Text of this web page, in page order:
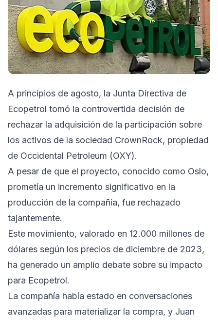
A principios de agosto, la Junta Directiva de
Ecopetrol tomó la controvertida decisión de
rechazar la adquisición de la participación sobre
los activos de la sociedad CrownRock, propiedad
de Occidental Petroleum (OXY).
A pesar de que el proyecto, conocido como Oslo,
prometía un incremento significativo en la
producción de la compañía, fue rechazado
tajantemente.
Este movimiento, valorado en 12.000 millones de
dólares según los precios de diciembre de 2023,
ha generado un amplio debate sobre su impacto
para Ecopetrol.
La compañía había estado en conversaciones
avanzadas para materializar la compra, y Juan